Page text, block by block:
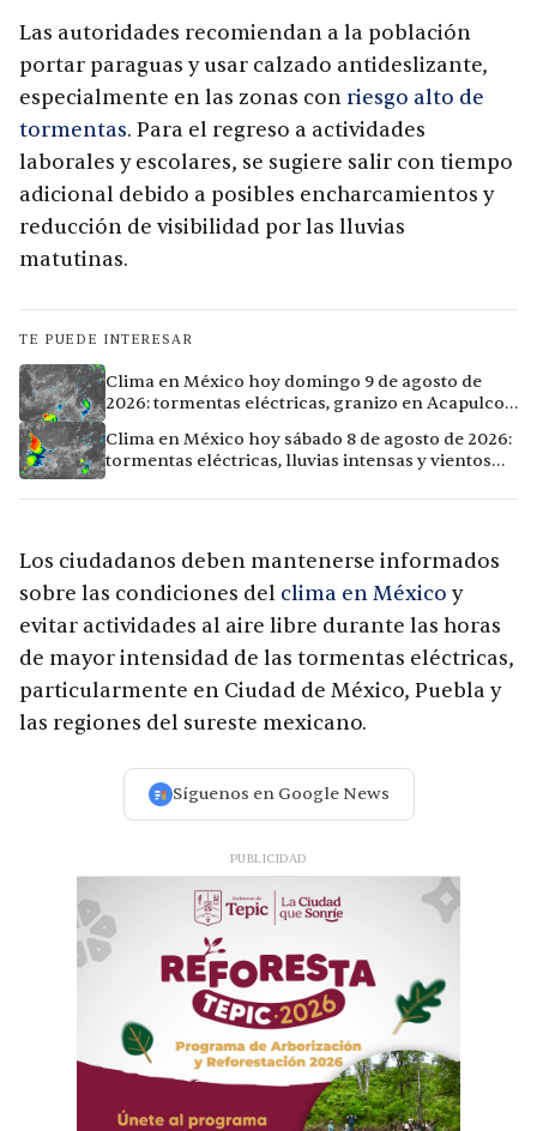
Las autoridades recomiendan a la población
portar paraguas y usar calzado antideslizante,
especialmente en las zonas con riesgo alto de
tormentas. Para el regreso a actividades
laborales y escolares, se sugiere salir con tiempo
adicional debido a posibles encharcamientos y
reducción de visibilidad por las lluvias
matutinas.
TE PUEDE INTERESAR
Clima en México hoy domingo 9 de agosto de
2026: tormentas eléctricas, granizo en Acapulco y
Clima en México hoy sábado 8 de agosto de 2026:
tormentas eléctricas, lluvias intensas y vientos
Los ciudadanos deben mantenerse informados
sobre las condiciones del clima en México y
evitar actividades al aire libre durante las horas
de mayor intensidad de las tormentas eléctricas,
particularmente en Ciudad de México, Puebla y
las regiones del sureste mexicano.
Síguenos en Google News
PUBLICIDAD